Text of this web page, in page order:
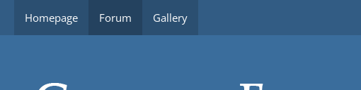
Homepage Forum Gallery